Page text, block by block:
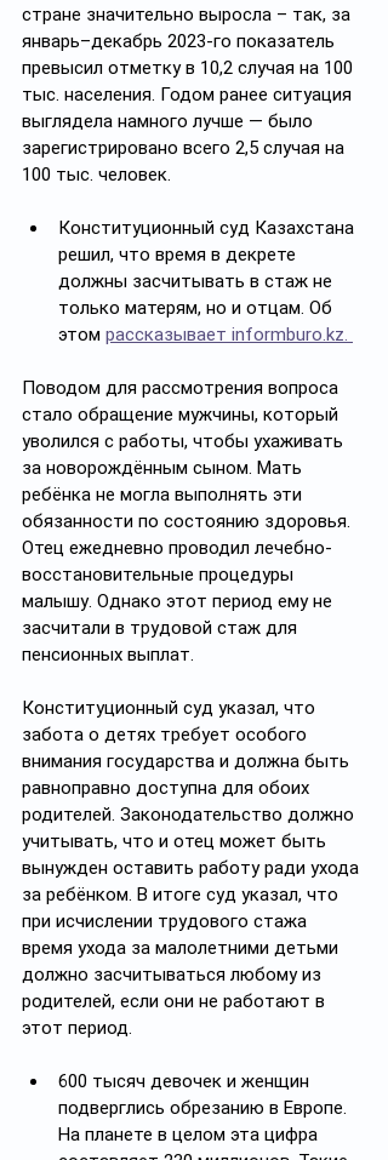
стране значительно выросла – так, за
январь–декабрь 2023-го показатель
превысил отметку в 10,2 случая на 100
тыс. населения. Годом ранее ситуация
выглядела намного лучше — было
зарегистрировано всего 2,5 случая на
100 тыс. человек.
Конституционный суд Казахстана
решил, что время в декрете
должны засчитывать в стаж не
только матерям, но и отцам. Об
этом рассказывает informburo.kz.
Поводом для рассмотрения вопроса
стало обращение мужчины, который
уволился с работы, чтобы ухаживать
за новорождённым сыном. Мать
ребёнка не могла выполнять эти
обязанности по состоянию здоровья.
Отец ежедневно проводил лечебно-
восстановительные процедуры
малышу. Однако этот период ему не
засчитали в трудовой стаж для
пенсионных выплат.
Конституционный суд указал, что
забота о детях требует особого
внимания государства и должна быть
равноправно доступна для обоих
родителей. Законодательство должно
учитывать, что и отец может быть
вынужден оставить работу ради ухода
за ребёнком. В итоге суд указал, что
при исчислении трудового стажа
время ухода за малолетними детьми
должно засчитываться любому из
родителей, если они не работают в
этот период.
600 тысяч девочек и женщин
подверглись обрезанию в Европе.
На планете в целом эта цифра